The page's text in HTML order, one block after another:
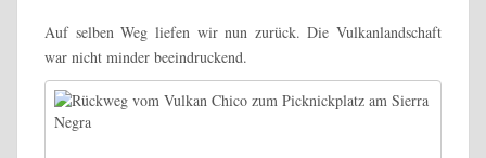
Auf selben Weg liefen wir nun zurück. Die Vulkanlandschaft
war nicht minder beeindruckend.